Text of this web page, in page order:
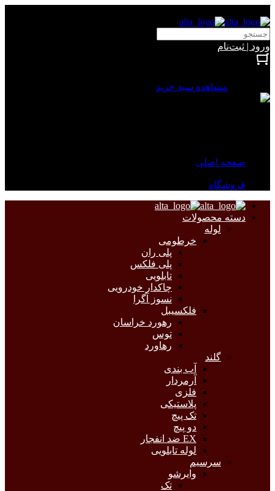
ورود | ثبت‌نام
مشاهده سبد خرید
صفحه اصلی
فروشگاه
دسته محصولات
لوله
خرطومی
پلی ران
پلی فلکس
تابلویی
چاکدار خودرویی
نسوز آگرا
فلکسیبل
رهورد خراسان
توس
رهاورد
گلند
آب بندی
آرمردار
فلزی
پلاستیکی
تک پیچ
دو پیچ
EX ضد انفجار
لوله تابلویی
سرسیم
وایرشو
تک